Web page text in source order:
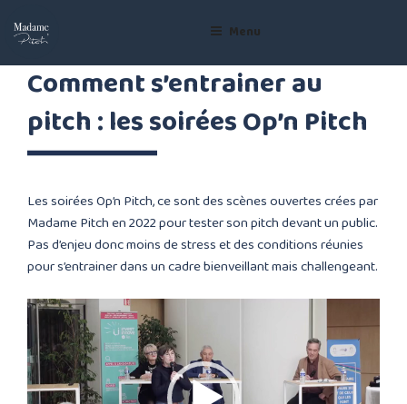
Menu
Comment s’entrainer au
pitch : les soirées Op’n Pitch
Les soirées Op’n Pitch, ce sont des scènes ouvertes crées par
Madame Pitch en 2022 pour tester son pitch devant un public.
Pas d’enjeu donc moins de stress et des conditions réunies
pour s’entrainer dans un cadre bienveillant mais challengeant.
Lecteur
vidéo